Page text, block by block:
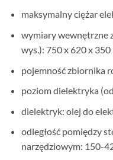
maksymalny ciężar
wymiary wewnętrzne
wys.): 750 x 620 x 350
pojemność zbiornika
poziom dielektryka
dielektryk: olej do
odległość pomiędzy
narzędziowym: 150-